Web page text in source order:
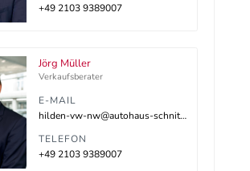
+49 2103 9389007
Jörg Müller
Verkaufsberater
E-MAIL
hilden-vw-nw@autohaus-schnitzler.dealerdesk.de
TELEFON
+49 2103 9389007